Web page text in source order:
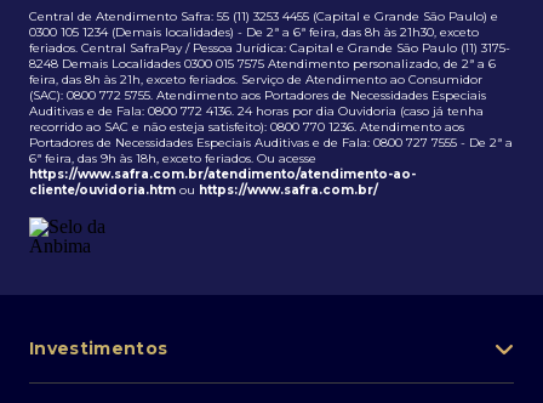
Central de Atendimento Safra: 55 (11) 3253 4455 (Capital e Grande São Paulo) e
0300 105 1234 (Demais localidades) - De 2ª a 6ª feira, das 8h às 21h30, exceto
feriados. Central SafraPay / Pessoa Jurídica: Capital e Grande São Paulo (11) 3175-
8248 Demais Localidades 0300 015 7575 Atendimento personalizado, de 2ª a 6
feira, das 8h às 21h, exceto feriados. Serviço de Atendimento ao Consumidor
(SAC): 0800 772 5755. Atendimento aos Portadores de Necessidades Especiais
Auditivas e de Fala: 0800 772 4136. 24 horas por dia Ouvidoria (caso já tenha
recorrido ao SAC e não esteja satisfeito): 0800 770 1236. Atendimento aos
Portadores de Necessidades Especiais Auditivas e de Fala: 0800 727 7555 - De 2ª a
6ª feira, das 9h às 18h, exceto feriados. Ou acesse
https://www.safra.com.br/atendimento/atendimento-ao-
cliente/ouvidoria.htm ou https://www.safra.com.br/
Investimentos